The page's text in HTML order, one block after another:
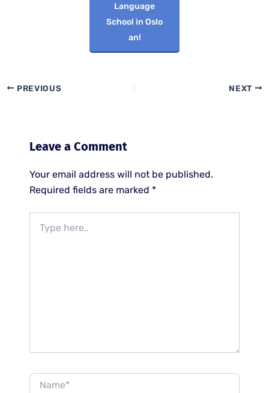
Language
School in Oslo
an!
PREVIOUS NEXT
Leave a Comment
Your email address will not be published.
Required fields are marked *
here..
Name*